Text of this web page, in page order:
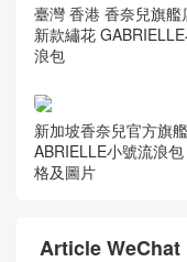
臺灣 香港 香奈兒旗艦
新款繡花
浪包
新加坡香奈兒官方旗
ABRIELLE小號流浪
格及圖片
Article WeChat